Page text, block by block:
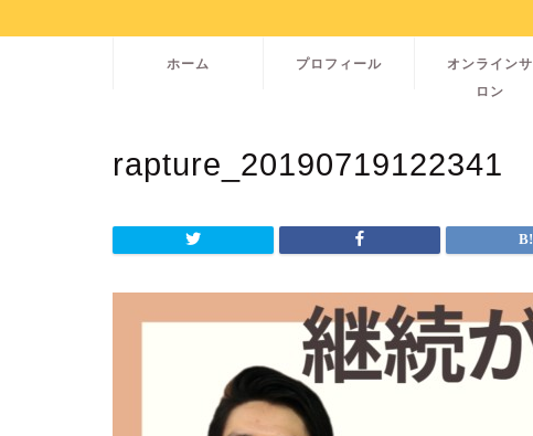
ホーム プロフィール
オンラインサ
ロン
rapture_20190719122341